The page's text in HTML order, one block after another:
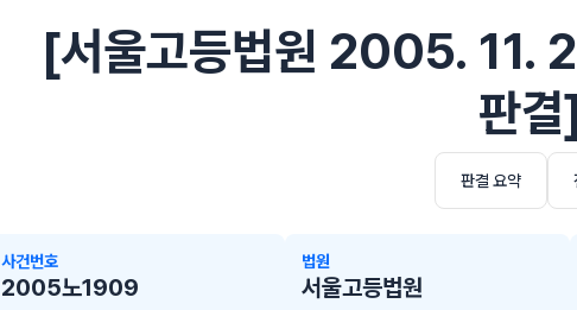
[서울고등법원 2005.
판
판결 요약
사건번호
2005노1909
법원
서울고등법원